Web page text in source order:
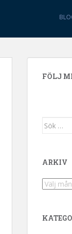
FÖLJ
Sök
ARKIV
Arkiv